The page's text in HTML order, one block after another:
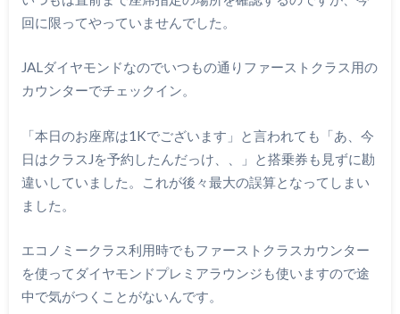
回に限ってやっていませんでした。
JALダイヤモンドなのでいつもの通りファーストクラス用の
カウンターでチェックイン。
「本日のお座席は1Kでございます」と言われても「あ、今
日はクラスJを予約したんだっけ、、」と搭乗券も見ずに勘
違いしていました。これが後々最大の誤算となってしまい
ました。
エコノミークラス利用時でもファーストクラスカウンター
を使ってダイヤモンドプレミアラウンジも使いますので途
中で気がつくことがないんです。